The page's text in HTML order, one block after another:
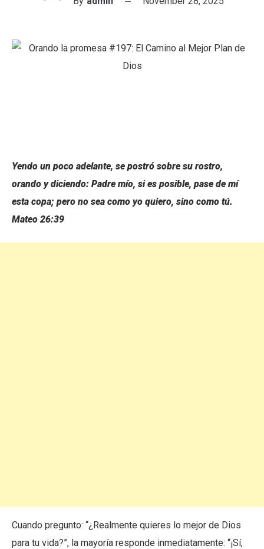
Yendo un poco adelante, se postró sobre su rostro,
orando y diciendo: Padre mío, si es posible, pase de mí
esta copa; pero no sea como yo quiero, sino como tú.
Mateo 26:39
Cuando pregunto: “¿Realmente quieres lo mejor de Dios
para tu vida?”, la mayoría responde inmediatamente: “¡Sí,